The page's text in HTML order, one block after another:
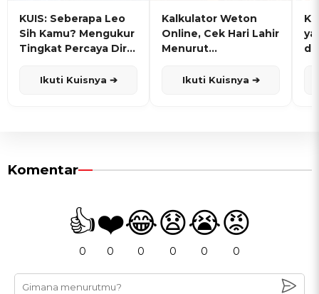
KUIS: Seberapa Leo
Sih Kamu? Mengukur
Tingkat Percaya Diri
Ikuti Kuisnya ➔
Kalkulator Weton
Online, Cek Hari Lahir
Menurut
Ikuti Kuisnya ➔
Komentar
👍
0
❤️
0
😂
0
😧
0
😭
0
😡
0